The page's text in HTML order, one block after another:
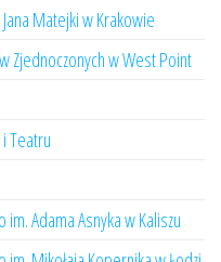
Matejki w Krakowie
Zjednoczonych w West Point
Teatru
Adama Asnyka w Kaliszu